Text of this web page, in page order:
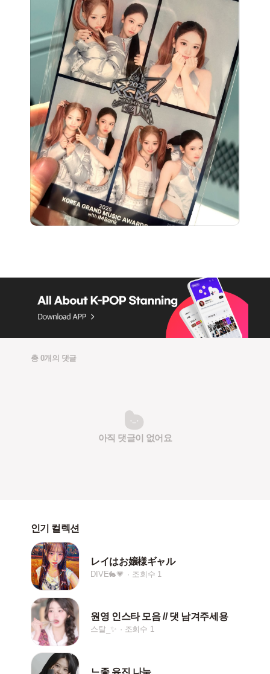
총 0개의 댓글
아직 댓글이 없어요
인기 컬렉션
レイはお嬢様ギャル
DIVE🐇💗 조회수 1
원영 인스타 모음 // 댓 남겨주세용
스탈_✨ 조회수 1